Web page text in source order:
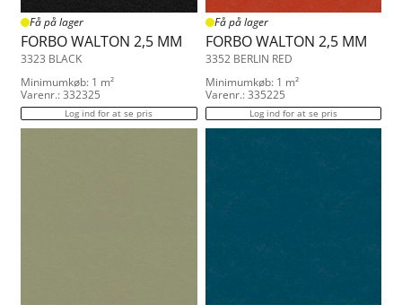
Få på lager
FORBO WALTON 2,5 MM
3323 BLACK
Minimumkøb: 1 m²
Varenr.: 332325
Log ind for at se pris
Få på lager
FORBO WALTON 2,5 MM
3352 BERLIN RED
Minimumkøb: 1 m²
Varenr.: 335225
Log ind for at se pris